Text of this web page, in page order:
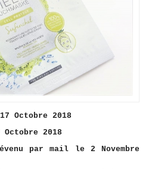
Octobre 2018
2018
par mail le 2 Novembre